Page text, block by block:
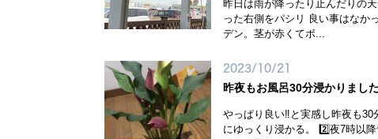
昨日は雨が降ったり止んだりの
った右側をパシリ 良い事はなか
デン。茎が赤くてボ...
2023/10/21
昨夜もお風呂30分浸かりました
やっぱり良い‼️と実感し昨夜も
にゆっくり浸かる。 2️⃣夜7時以